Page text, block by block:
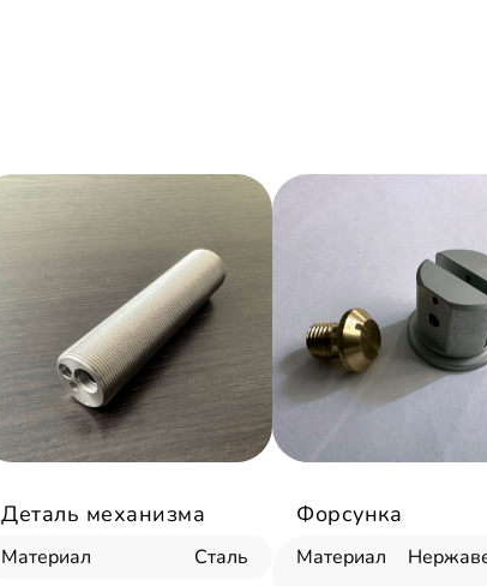
Деталь механизма
Материал
Сталь
Форсунка
Материал